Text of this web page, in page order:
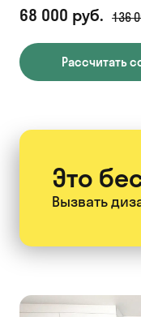
68 000 руб. 136
Рассчитать
Это
Вызвать